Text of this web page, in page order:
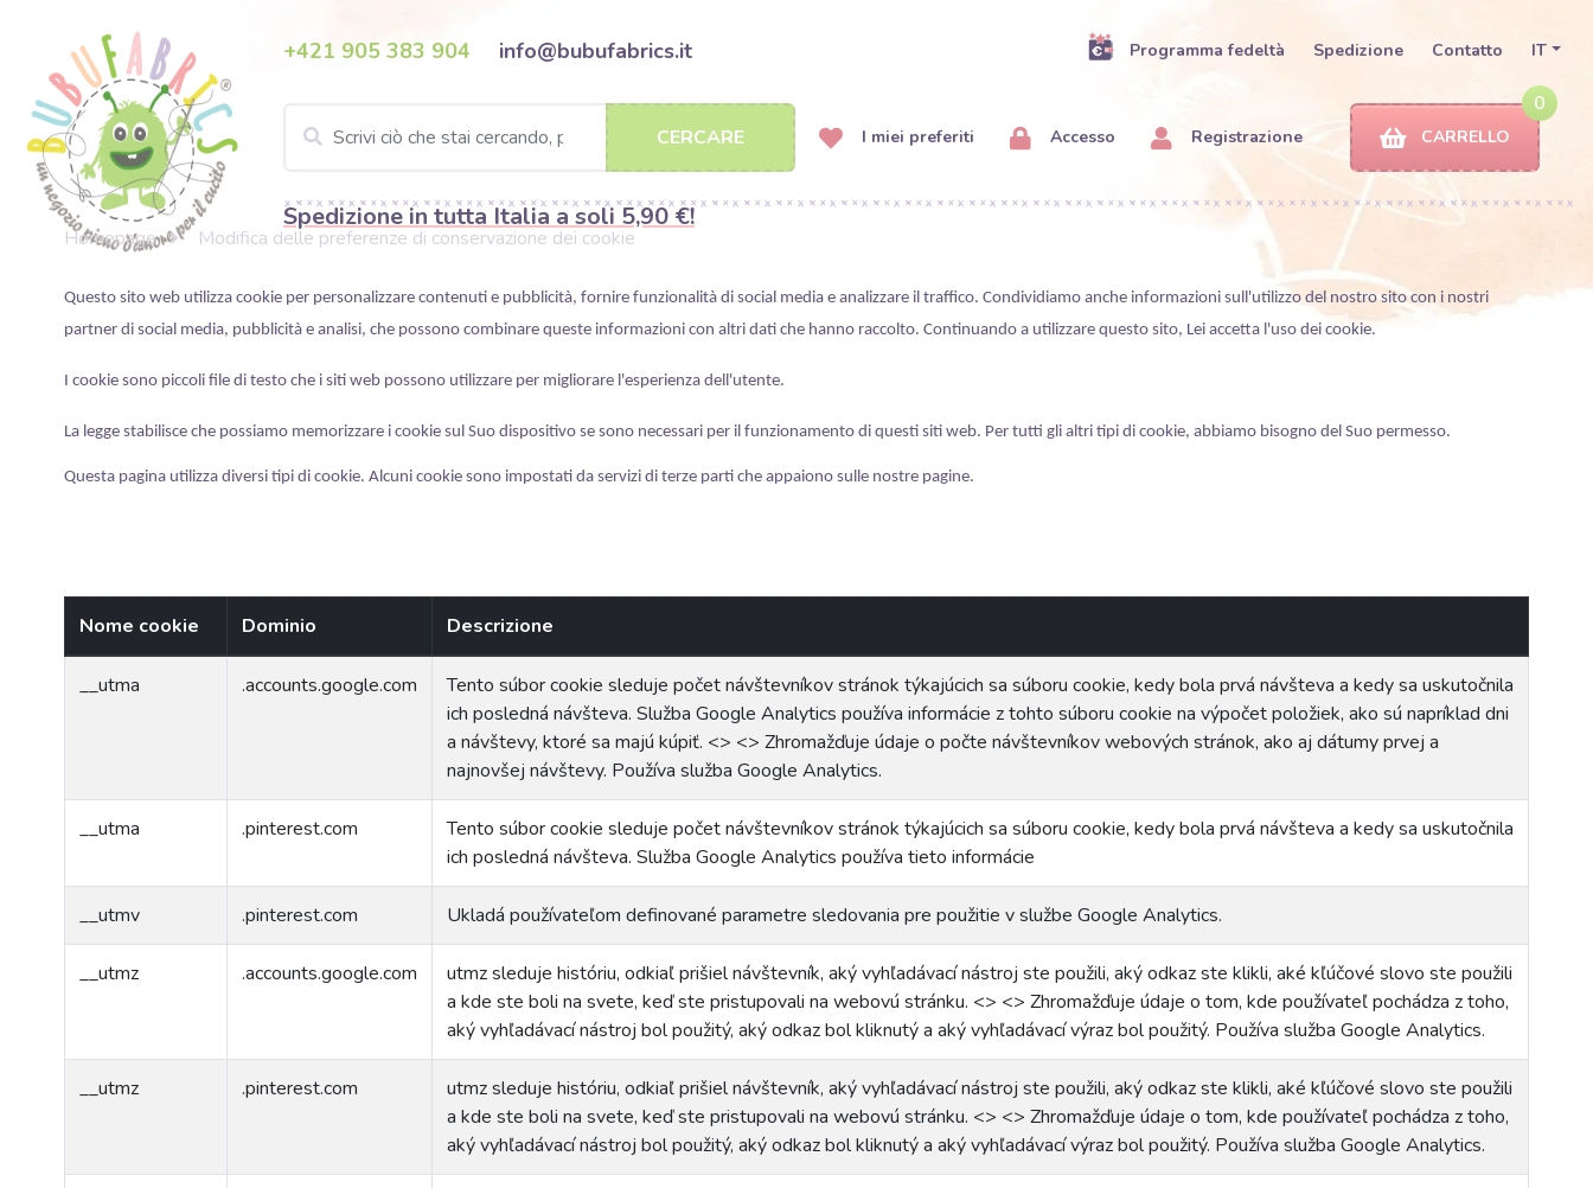
+421 905 383 904 info@bubufabrics.it Programma fedeltà Spedizione Contatto IT
CERCARE I miei preferiti Accesso Registrazione
0
CARRELLO
Spedizione in tutta Italia a soli 5,90 €!
Homepage Modifica delle preferenze di conservazione dei cookie
Questo sito web utilizza cookie per personalizzare contenuti e pubblicità, fornire funzionalità di social media e analizzare il traffico. Condividiamo anche informazioni sull'utilizzo del nostro sito con i nostri
partner di social media, pubblicità e analisi, che possono combinare queste informazioni con altri dati che hanno raccolto. Continuando a utilizzare questo sito, Lei accetta l'uso dei cookie.
I cookie sono piccoli file di testo che i siti web possono utilizzare per migliorare l'esperienza dell'utente.
La legge stabilisce che possiamo memorizzare i cookie sul Suo dispositivo se sono necessari per il funzionamento di questi siti web. Per tutti gli altri tipi di cookie, abbiamo bisogno del Suo permesso.
Questa pagina utilizza diversi tipi di cookie. Alcuni cookie sono impostati da servizi di terze parti che appaiono sulle nostre pagine.
Nome cookie Dominio Descrizione
__utma .accounts.google.com
Tento súbor cookie sleduje počet návštevníkov stránok týkajúcich sa súboru cookie, kedy bola prvá návšteva a kedy sa uskutočnila
ich posledná návšteva. Služba Google Analytics používa informácie z tohto súboru cookie na výpočet položiek, ako sú napríklad dni
a návštevy, ktoré sa majú kúpiť. <> <> Zhromažďuje údaje o počte návštevníkov webových stránok, ako aj dátumy prvej a
najnovšej návštevy. Používa služba Google Analytics.
__utma .pinterest.com
Tento súbor cookie sleduje počet návštevníkov stránok týkajúcich sa súboru cookie, kedy bola prvá návšteva a kedy sa uskutočnila
ich posledná návšteva. Služba Google Analytics používa tieto informácie
__utmv .pinterest.com Ukladá používateľom definované parametre sledovania pre použitie v službe Google Analytics.
__utmz .accounts.google.com
utmz sleduje históriu, odkiaľ prišiel návštevník, aký vyhľadávací nástroj ste použili, aký odkaz ste klikli, aké kľúčové slovo ste použili
a kde ste boli na svete, keď ste pristupovali na webovú stránku. <> <> Zhromažďuje údaje o tom, kde používateľ pochádza z toho,
aký vyhľadávací nástroj bol použitý, aký odkaz bol kliknutý a aký vyhľadávací výraz bol použitý. Používa služba Google Analytics.
__utmz .pinterest.com
utmz sleduje históriu, odkiaľ prišiel návštevník, aký vyhľadávací nástroj ste použili, aký odkaz ste klikli, aké kľúčové slovo ste použili
a kde ste boli na svete, keď ste pristupovali na webovú stránku. <> <> Zhromažďuje údaje o tom, kde používateľ pochádza z toho,
aký vyhľadávací nástroj bol použitý, aký odkaz bol kliknutý a aký vyhľadávací výraz bol použitý. Používa služba Google Analytics.